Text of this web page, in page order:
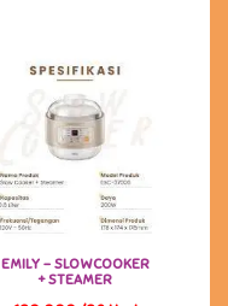
EMILY - SLOWCOOKER
+ STEAMER